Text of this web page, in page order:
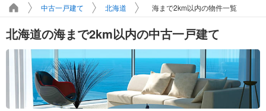
中古一戸建て 北海道 海まで2km以内の物件一覧
北海道の海まで2km以内の中古一戸建て